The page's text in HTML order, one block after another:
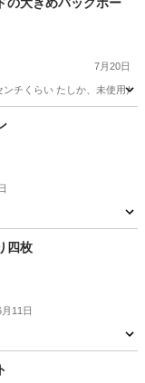
7月20日
チくらい たしか、未使用
モコン
四枚
月11日